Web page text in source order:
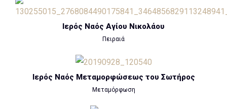
Ιερός Ναός Αγίου Νικολάου
Πειραιά
Ιερός Ναός Μεταμορφώσεως του Σωτήρος
Μεταμόρφωση